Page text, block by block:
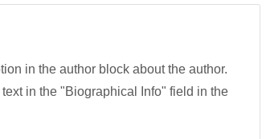
in the author block about the author.
in the "Biographical Info" field in the